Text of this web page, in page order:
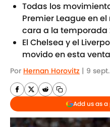
Todas los
Premier League en
cara a la temporada
El Chelsea y el
movido en esta
Por Hernan Horovitz | 9
Add us as